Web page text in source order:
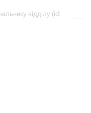
відділу (id: